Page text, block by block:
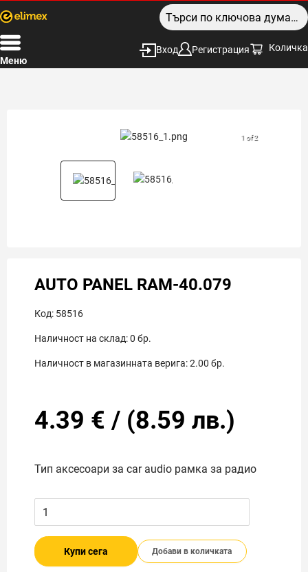
Меню
Вход Регистрация Количка
1 of 2
AUTO PANEL RAM-40.079
Код: 58516
Наличност на склад:0 бр.
Наличност в магазинната верига:2.00 бр.
4.39 € / (8.59 лв.)
Тип аксесоари за car audio рамка за радио
Купи сега Добави в количката